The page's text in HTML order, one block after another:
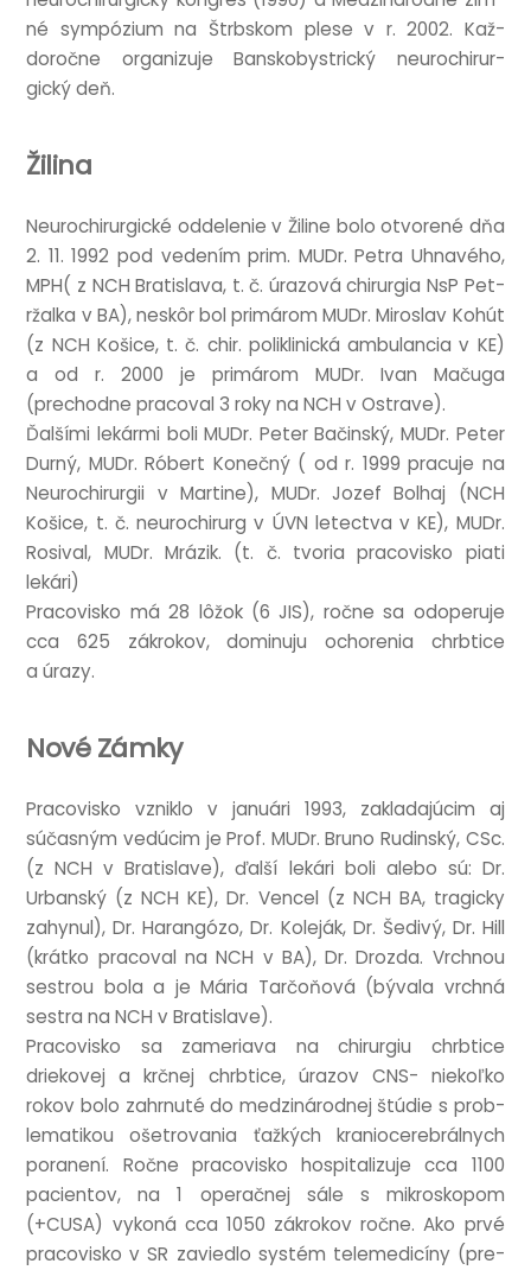
né sym­pózi­um na Štrb­skom plese v r. 2002. Kaž­
doročne organ­izuje Banskobystrický neurochirur­
gický deň.
Žilina
Neurochirur­gické oddel­e­nie v Žil­ine bolo otvorené dňa
2. 11. 1992 pod vedením prim. MUDr. Petra Uhnavého,
MPH( z NCH Brat­is­lava, t. č. úrazová chirur­gia NsP Pet­
ržalka v BA), neskôr bol primárom MUDr. Miroslav Kohút
(z NCH Košice, t. č. chir. polik­linická ambu­lan­cia v KE)
a od r. 2000 je primárom MUDr. Ivan Mačuga
(prechodne pra­co­v­al 3 roky na NCH v Ostrave).
Ďalšími lekármi boli MUDr. Peter Bač­in­ský, MUDr. Peter
Durný, MUDr. Róbert Konečný ( od r. 1999 prac­uje na
Neurochirur­gii v Mar­tine), MUDr. Jozef Bol­haj (NCH
Košice, t. č. neurochirurg v ÚVN letectva v KE), MUDr.
Rosiv­al, MUDr. Mrázik. (t. č. tvor­ia pra­cov­isko piati
lekári)
Pra­cov­isko má 28 lôžok (6 JIS), ročne sa odoper­uje
cca 625 zák­rokov, domin­uju ochorenia chrb­tice
a úrazy.
Nové Zámky
Pra­cov­isko vznik­lo v januári 1993, zak­lada­júcim aj
súčas­ným vedúcim je Prof. MUDr. Bruno Rud­in­ský, CSc.
(z NCH v Brat­is­lave), ďalší lekári boli alebo sú: Dr.
Urbanský (z NCH KE), Dr. Vencel (z NCH BA, tra­gicky
zahynul), Dr. Har­angózo, Dr. Kole­ják, Dr. Šedivý, Dr. Hill
(krátko pra­co­v­al na NCH v BA), Dr. Drozda. Vrch­nou
ses­trou bola a je Mária Tarčoňová (bývala vrch­ná
ses­tra na NCH v Bratislave).
Pra­cov­isko sa zameriava na chirur­giu chrb­tice
driekovej a krčnej chrb­tice, úrazov CNS- niekoľko
rokov bolo zahr­nuté do medz­inárod­nej štúdie s prob­
lem­atikou ošet­ro­vania ťažkých kranio­cerebrál­nych
por­an­ení. Ročne pra­cov­isko hos­pit­al­izuje cca 1100
pacientov, na 1 oper­ačnej sále s mik­rosko­pom
(+CUSA) vykoná cca 1050 zák­rokov ročne. Ako prvé
pra­cov­isko v SR zaviedlo sys­tém telemedicíny (pre­